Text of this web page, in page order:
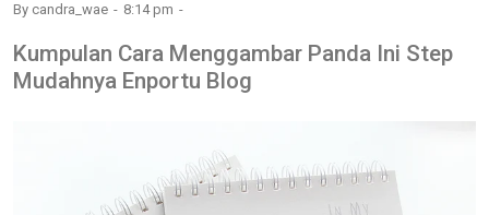
By candra_wae 8:14 pm
Kumpulan Cara Menggambar Panda Ini Step
Mudahnya Enportu Blog